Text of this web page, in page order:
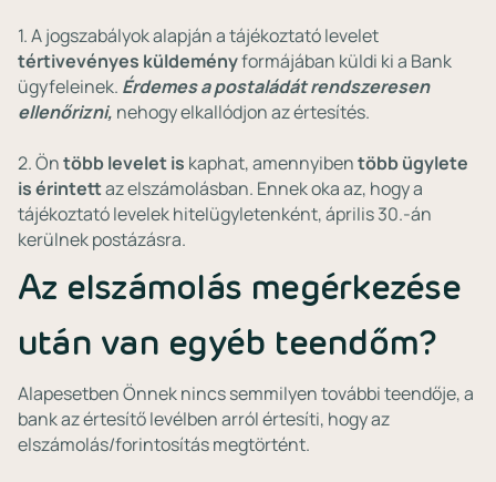
1. A jogszabályok alapján a tájékoztató levelet
tértivevényes küldeményformájában küldi ki a Bank
ügyfeleinek. Érdemes a postaládát rendszeresen
ellenőrizni, nehogy elkallódjon az értesítés.
2. Öntöbb levelet is kaphat, amennyibentöbb ügylete
is érintettaz elszámolásban. Ennek oka az, hogy a
tájékoztató levelek hitelügyletenként, április 30.-án
kerülnek postázásra.
Az elszámolás megérkezése
után van egyéb teendőm?
Alapesetben Önnek nincs semmilyen további teendője, a
bank az értesítő levélben arról értesíti, hogy az
elszámolás/forintosítás megtörtént.